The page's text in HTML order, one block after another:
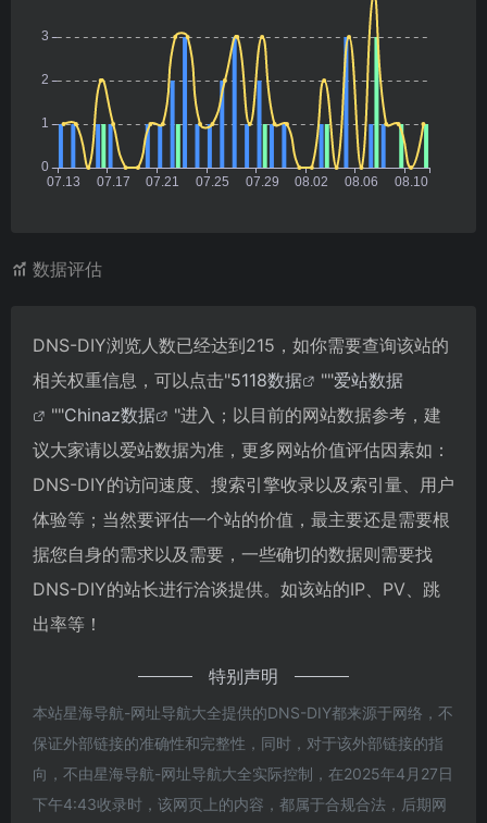
数据评估
DNS-DIY浏览人数已经达到215，如你需要查询该站的
相关权重信息，可以点击"5118数据 ""爱站数据
""Chinaz数据
"进入；以目前的网站数据参考，建
议大家请以爱站数据为准，更多网站价值评估因素如：
DNS-DIY的访问速度、搜索引擎收录以及索引量、用户
体验等；当然要评估一个站的价值，最主要还是需要根
据您自身的需求以及需要，一些确切的数据则需要找
DNS-DIY的站长进行洽谈提供。如该站的IP、PV、跳
出率等！
特别声明
本站星海导航-网址导航大全提供的DNS-DIY都来源于网络，不
保证外部链接的准确性和完整性，同时，对于该外部链接的指
向，不由星海导航-网址导航大全实际控制，在2025年4月27日
下午4:43收录时，该网页上的内容，都属于合规合法，后期网